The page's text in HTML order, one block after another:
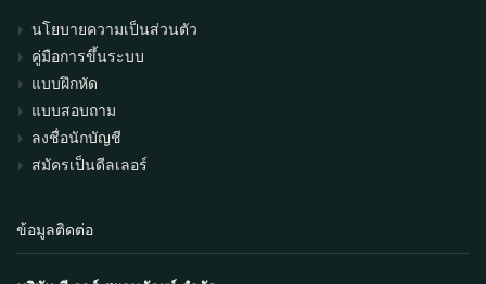
นโยบายความเป็นส่วนตัว
คู่มือการขึ้นระบบ
แบบฝึกหัด
แบบสอบถาม
ลงชื่อนักบัญชี
สมัครเป็นดีลเลอร์
ข้อมูลติดต่อ